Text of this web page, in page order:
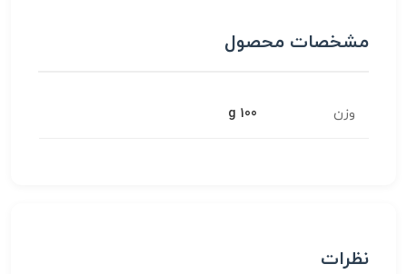
مشخصات محصول
وزن 100 g
نظرات